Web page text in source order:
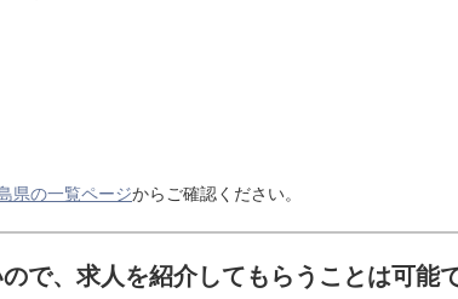
県の一覧ページからご確認ください。
で、求人を紹介してもらうことは可能